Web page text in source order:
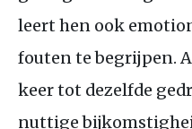
leert hen ook
fouten te begrijpen.
keer tot dezelfde
nuttige